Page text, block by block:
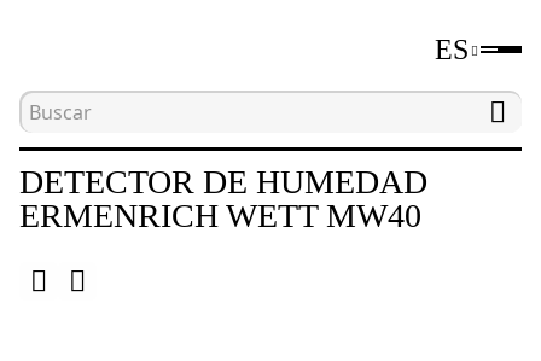
ES
Inicio
DETECTOR DE HUMEDAD
ERMENRICH WETT MW40